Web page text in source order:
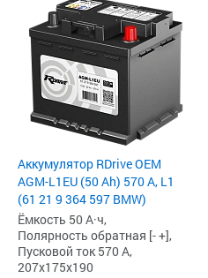
Аккумулятор RDrive OEM
AGM-L1EU (50 Ah) 570 А, L1
(61 21 9 364 597 BMW)
Ёмкость 50 А·ч,
Полярность обратная [- +],
Пусковой ток 570 А,
207x175x190